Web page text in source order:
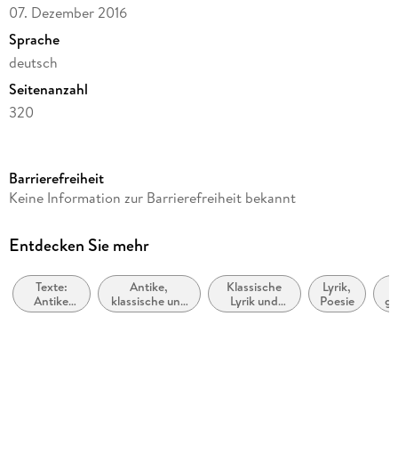
07. Dezember 2016
Sprache
deutsch
Seitenanzahl
320
Autor/Autorin
Übersetzung
Verlag/Hersteller
Anaconda Verlag
Barrierefreiheit
Keine Information zur Barrierefreiheit bekannt
Entdecken Sie mehr
Texte:
Antike
und
Antike,
klassische und
mittelalterliche
Klassische
Lyrik und
Dichtung
Lyrik,
Poesie